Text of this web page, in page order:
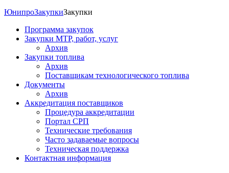
ЮнипроЗакупкиЗакупки
Программа закупок
Закупки МТР, работ, услуг
Архив
Закупки топлива
Архив
Поставщикам технологического топлива
Документы
Архив
Аккредитация поставщиков
Процедура аккредитации
Портал СРП
Технические требования
Часто задаваемые вопросы
Техническая поддержка
Контактная информация